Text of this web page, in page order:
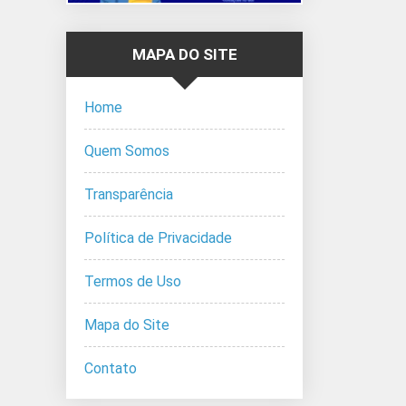
MAPA DO SITE
Home
Quem Somos
Transparência
Política de Privacidade
Termos de Uso
Mapa do Site
Contato